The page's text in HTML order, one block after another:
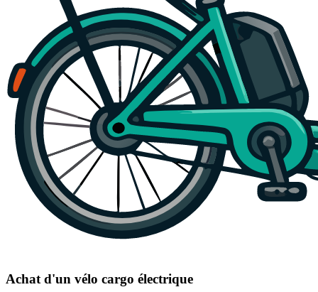
Achat d'un vélo cargo électrique